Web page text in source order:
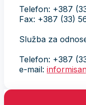
Telefon: +387
Fax: +387 (33)
Služba za
Telefon: +387
e-mail: